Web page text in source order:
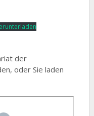
der
oder Sie laden